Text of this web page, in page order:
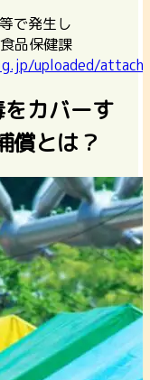
で発生し
品保健課
uploaded/
をカバーす
償とは？